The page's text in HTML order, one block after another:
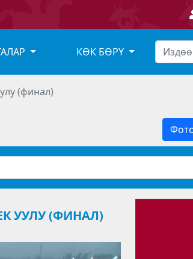
КӨК БӨРҮ
(финал)
УУЛУ (ФИНАЛ)